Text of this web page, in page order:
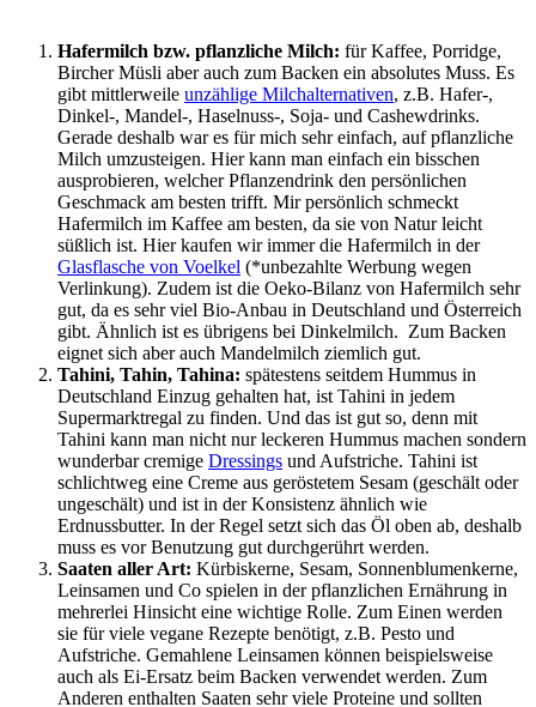
Hafermilch bzw. pflanzliche Milch: für Kaffee, Porridge,
Bircher Müsli aber auch zum Backen ein absolutes Muss. Es
gibt mittlerweile unzählige Milchalternativen, z.B. Hafer-,
Dinkel-, Mandel-, Haselnuss-, Soja- und Cashewdrinks.
Gerade deshalb war es für mich sehr einfach, auf pflanzliche
Milch umzusteigen. Hier kann man einfach ein bisschen
ausprobieren, welcher Pflanzendrink den persönlichen
Geschmack am besten trifft. Mir persönlich schmeckt
Hafermilch im Kaffee am besten, da sie von Natur leicht
süßlich ist. Hier kaufen wir immer die Hafermilch in der
Glasflasche von Voelkel (*unbezahlte Werbung wegen
Verlinkung). Zudem ist die Oeko-Bilanz von Hafermilch sehr
gut, da es sehr viel Bio-Anbau in Deutschland und Österreich
gibt. Ähnlich ist es übrigens bei Dinkelmilch. Zum Backen
eignet sich aber auch Mandelmilch ziemlich gut.
Tahini, Tahin, Tahina: spätestens seitdem Hummus in
Deutschland Einzug gehalten hat, ist Tahini in jedem
Supermarktregal zu finden. Und das ist gut so, denn mit
Tahini kann man nicht nur leckeren Hummus machen sondern
wunderbar cremige Dressings und Aufstriche. Tahini ist
schlichtweg eine Creme aus geröstetem Sesam (geschält oder
ungeschält) und ist in der Konsistenz ähnlich wie
Erdnussbutter. In der Regel setzt sich das Öl oben ab, deshalb
muss es vor Benutzung gut durchgerührt werden.
Saaten aller Art: Kürbiskerne, Sesam, Sonnenblumenkerne,
Leinsamen und Co spielen in der pflanzlichen Ernährung in
mehrerlei Hinsicht eine wichtige Rolle. Zum Einen werden
sie für viele vegane Rezepte benötigt, z.B. Pesto und
Aufstriche. Gemahlene Leinsamen können beispielsweise
auch als Ei-Ersatz beim Backen verwendet werden. Zum
Anderen enthalten Saaten sehr viele Proteine und sollten